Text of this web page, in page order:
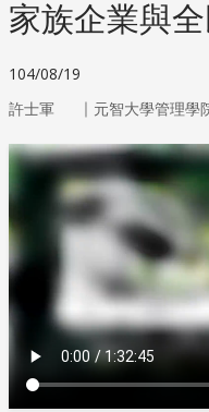
家族企業與
104/08/19
許士軍 ｜ 元智大學管理學